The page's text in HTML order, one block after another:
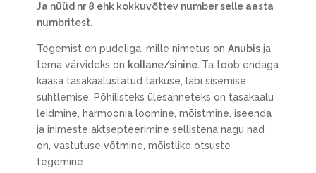
Ja nüüd nr 8 ehk kokkuvõttev number selle aasta
numbritest.
Tegemist on pudeliga, mille nimetus on Anubisja
tema värvideks on kollane/sinine. Ta toob endaga
kaasa tasakaalustatud tarkuse, läbi sisemise
suhtlemise. Põhilisteks ülesanneteks on tasakaalu
leidmine, harmoonia loomine, mõistmine, iseenda
ja inimeste aktsepteerimine sellistena nagu nad
on, vastutuse võtmine, mõistlike otsuste
tegemine.